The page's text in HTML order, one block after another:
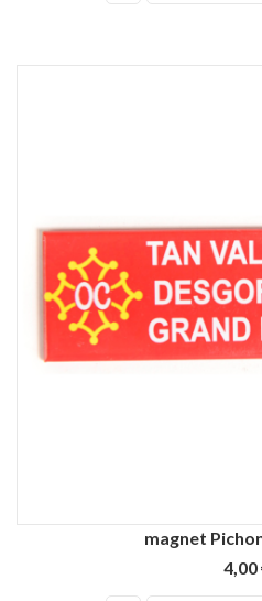
magnet
4,00